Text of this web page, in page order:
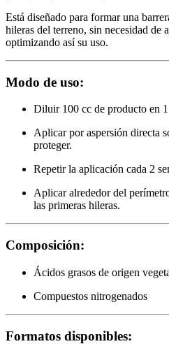
Está diseñado para formar una
hileras del terreno, sin necesidad de
optimizando así su uso.
Modo de uso:
Diluir 100 cc de producto en
Aplicar por aspersión directa
proteger.
Repetir la aplicación cada 2
Aplicar alrededor del
las primeras hileras.
Composición:
Ácidos grasos de origen
Compuestos nitrogenados
Formatos disponibles: